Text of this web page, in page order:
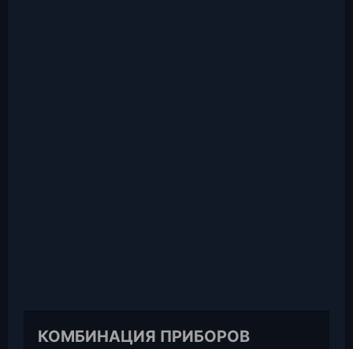
КОМБИНАЦИЯ ПРИБОРОВ